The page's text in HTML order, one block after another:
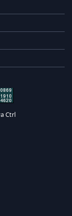
Ctrl